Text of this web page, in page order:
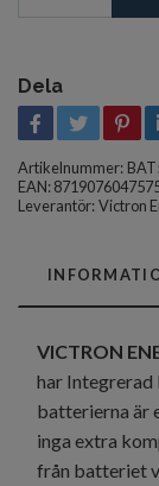
Dela
Artikelnummer:
EAN:
Leverantör:Victron
VICTRON
har Integrerad
batterierna är
inga extra
från batteriet